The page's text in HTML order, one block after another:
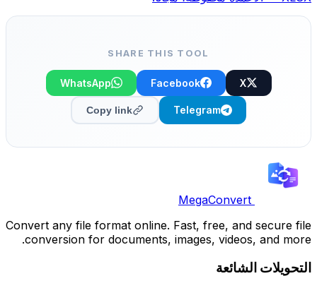
SHARE THIS TOOL
X
Facebook
WhatsApp
Telegram
Copy link
MegaConvert
Convert any file format online. Fast, free, and secure file
conversion for documents, images, videos, and more.
التحويلات الشائعة